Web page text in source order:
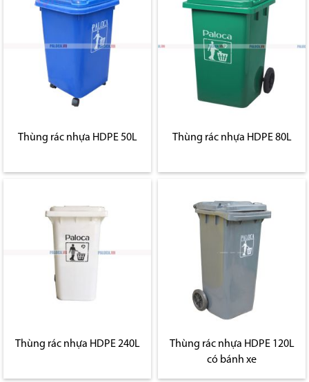
Thùng rác nhựa HDPE 50L Thùng rác nhựa HDPE 80L
Thùng rác nhựa HDPE 240L
Thùng rác nhựa HDPE 120L
có bánh xe